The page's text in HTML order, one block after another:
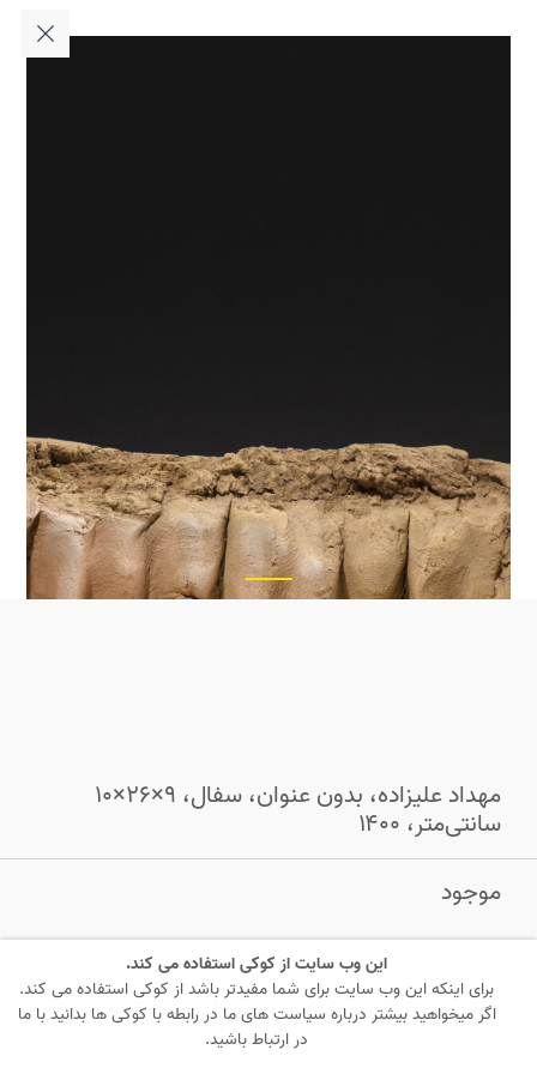
فا |
EN
مهداد علیزاده، بدون عنوان، سفال، ۹×۲۶×۱۰
سانتی‌متر، ۱۴۰۰
موجود
درخواست
این وب سایت از کوکی استفاده می کند.
برای اینکه این وب سایت برای شما مفیدتر باشد از کوکی استفاده می کند.
اگر میخواهید بیشتر درباره سیاست های ما در رابطه با کوکی ها بدانید با ما
در ارتباط باشید.